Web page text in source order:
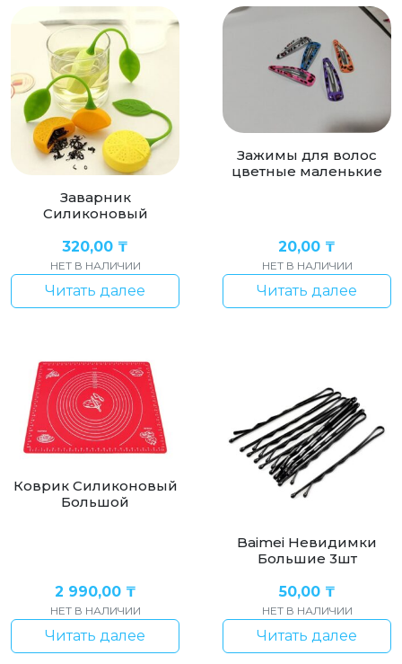
Заварник
Силиконовый
320,00 ₸
НЕТ В НАЛИЧИИ
Читать далее
Зажимы для волос
цветные маленькие
20,00 ₸
НЕТ В НАЛИЧИИ
Читать далее
Коврик Силиконовый
Большой
2 990,00 ₸
НЕТ В НАЛИЧИИ
Читать далее
Baimei Невидимки
Большие 3шт
50,00 ₸
НЕТ В НАЛИЧИИ
Читать далее